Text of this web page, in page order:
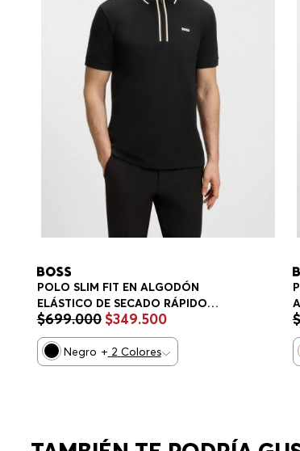
POLO SLIM FIT EN ALGODÓN
ELÁSTICO DE SECADO RÁPIDO
POLO SLIM FIT HOMBRE
$699.000 $349.500
Negro + 2 Colores
$